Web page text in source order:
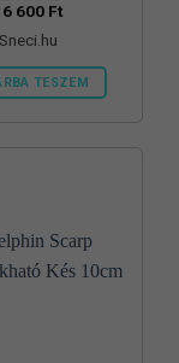
600 Ft
Sneci.hu
TESZEM